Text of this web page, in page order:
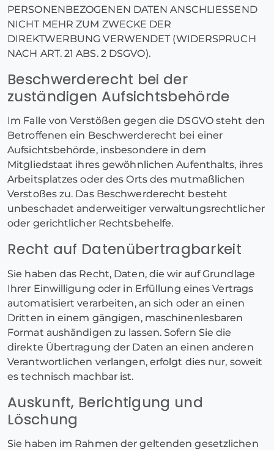
PERSONENBEZOGENEN DATEN ANSCHLIESSEND
NICHT MEHR ZUM ZWECKE DER
DIREKTWERBUNG VERWENDET (WIDERSPRUCH
NACH ART. 21 ABS. 2 DSGVO).
Beschwerde­recht bei der
zuständigen Aufsichts­behörde
Im Falle von Verstößen gegen die DSGVO steht den
Betroffenen ein Beschwerderecht bei einer
Aufsichtsbehörde, insbesondere in dem
Mitgliedstaat ihres gewöhnlichen Aufenthalts, ihres
Arbeitsplatzes oder des Orts des mutmaßlichen
Verstoßes zu. Das Beschwerderecht besteht
unbeschadet anderweitiger verwaltungsrechtlicher
oder gerichtlicher Rechtsbehelfe.
Recht auf Daten­übertrag­barkeit
Sie haben das Recht, Daten, die wir auf Grundlage
Ihrer Einwilligung oder in Erfüllung eines Vertrags
automatisiert verarbeiten, an sich oder an einen
Dritten in einem gängigen, maschinenlesbaren
Format aushändigen zu lassen. Sofern Sie die
direkte Übertragung der Daten an einen anderen
Verantwortlichen verlangen, erfolgt dies nur, soweit
es technisch machbar ist.
Auskunft, Berichtigung und
Löschung
Sie haben im Rahmen der geltenden gesetzlichen